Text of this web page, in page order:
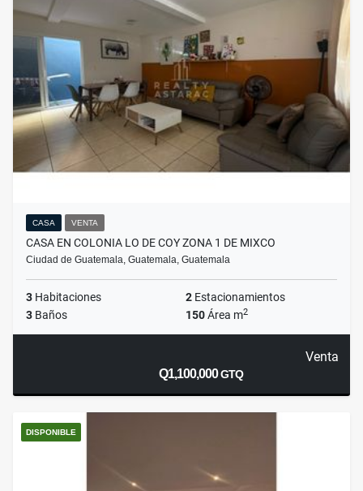
CASA VENTA
CASA EN COLONIA LO DE COY ZONA 1 DE MIXCO
Ciudad de Guatemala, Guatemala, Guatemala
3 Habitaciones 2 Estacionamientos
3 Baños 150Área m2
Venta
Q1,100,000GTQ
DISPONIBLE